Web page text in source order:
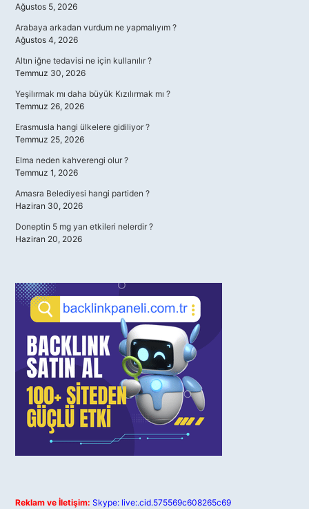
Ağustos 5, 2026
Arabaya arkadan vurdum ne yapmalıyım ?
Ağustos 4, 2026
Altın iğne tedavisi ne için kullanılır ?
Temmuz 30, 2026
Yeşilırmak mı daha büyük Kızılırmak mı ?
Temmuz 26, 2026
Erasmusla hangi ülkelere gidiliyor ?
Temmuz 25, 2026
Elma neden kahverengi olur ?
Temmuz 1, 2026
Amasra Belediyesi hangi partiden ?
Haziran 30, 2026
Doneptin 5 mg yan etkileri nelerdir ?
Haziran 20, 2026
Reklam ve İletişim: Skype: live:.cid.575569c608265c69